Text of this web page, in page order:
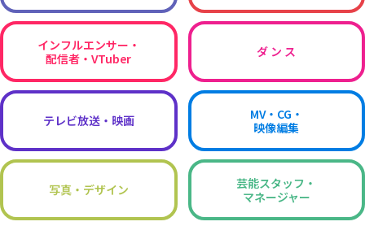
インフルエンサー・
配信者・VTuber
ダ ン ス
テレビ放送・映画
MV・CG・
映像編集
写真・デザイン
芸能スタッフ・
マネージャー